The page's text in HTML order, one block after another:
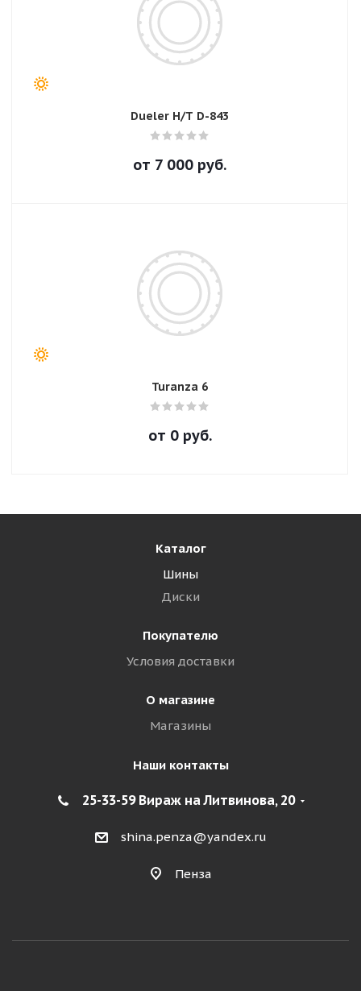
Dueler H/T D-843
от 7 000 руб.
Turanza 6
от 0руб.
Каталог
Шины
Диски
Покупателю
Условия доставки
О магазине
Магазины
Наши контакты
25-33-59 Вираж на Литвинова, 20
shina.penza@yandex.ru
Пенза